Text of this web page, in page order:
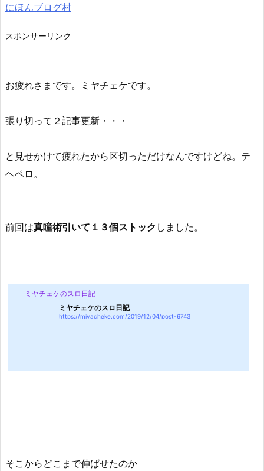
にほんブログ村
スポンサーリンク
お疲れさまです。ミヤチェケです。
張り切って２記事更新・・・
と見せかけて疲れたから区切っただけなんですけどね。テ
ヘペロ。
前回は真瞳術引いて１３個ストック しました。
ミヤチェケのスロ日記
ミヤチェケのスロ日記
https://miyacheke.com/2019/12/04/post-6743
そこからどこまで伸ばせたのか